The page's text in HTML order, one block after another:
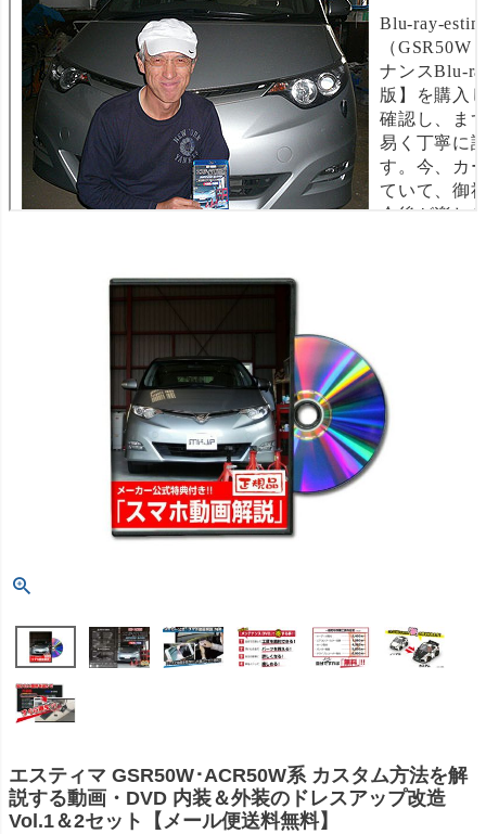
エスティマ GSR50W･ACR50W系 カスタム方法を解
説する動画・DVD 内装＆外装のドレスアップ改造
Vol.1＆2セット【メール便送料無料】